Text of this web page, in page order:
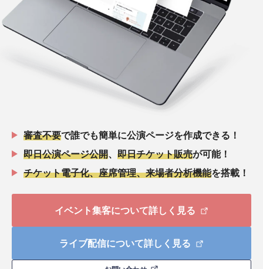
審査不要で誰でも簡単に公演ページを作成できる！
即日公演ページ公開
即日チケット販売が可能！
チケット電子化、座席管理、来場者分析機能を搭載！
イベント集客について詳しく見る
ライブ配信について詳しく見る